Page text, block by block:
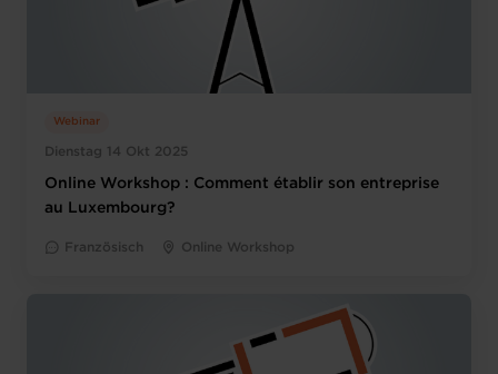
Dienstag 14 Okt 2025
Webinar
Online Workshop : Comment établir son entreprise
au Luxembourg?
Französisch Online Workshop